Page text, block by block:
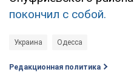
покончил с собой.
Украина Одесса
Редакционная политика